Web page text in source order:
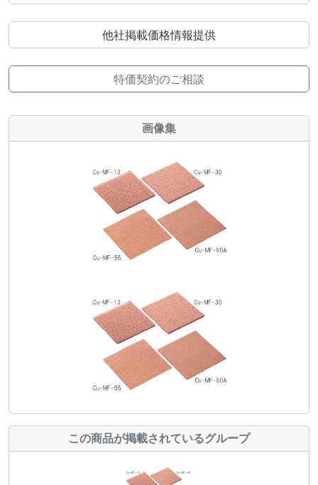
他社掲載価格情報提供
特価契約のご相談
画像集
この商品が掲載されているグループ